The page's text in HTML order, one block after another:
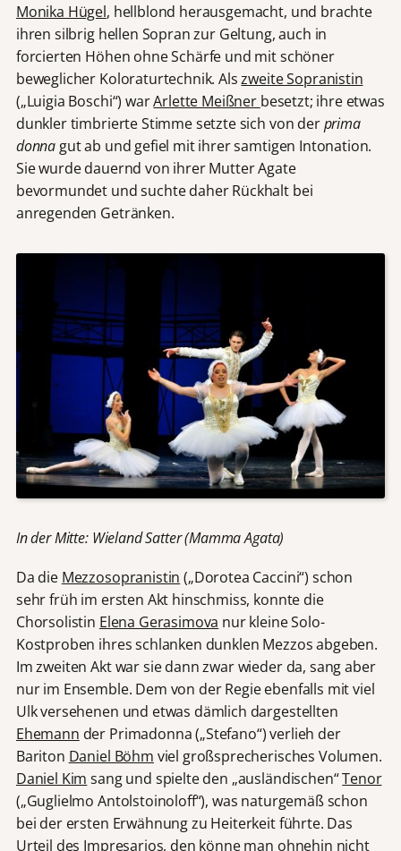
Monika Hügel, hellblond herausgemacht, und brachte
ihren silbrig hellen Sopran zur Geltung, auch in
forcierten Höhen ohne Schärfe und mit schöner
beweglicher Koloraturtechnik. Alszweite Sopranistin
(„Luigia Boschi“) warArlette Meißner besetzt; ihre etwas
dunkler timbrierte Stimme setzte sich von derprima
donna gut ab und gefiel mit ihrer samtigen Intonation.
Sie wurde dauernd von ihrer Mutter Agate
bevormundet und suchte daher Rückhalt bei
anregenden Getränken.
In der Mitte: Wieland Satter (Mamma Agata)
Da die Mezzosopranistin („Dorotea Caccini“) schon
sehr früh im ersten Akt hinschmiss, konnte die
Chorsolistin Elena Gerasimova nur kleine Solo-
Kostproben ihres schlanken dunklen Mezzos abgeben.
Im zweiten Akt war sie dann zwar wieder da, sang aber
nur im Ensemble. Dem von der Regie ebenfalls mit viel
Ulk versehenen und etwas dämlich dargestellten
Ehemann der Primadonna („Stefano“) verlieh der
Bariton Daniel Böhm viel großsprecherisches Volumen.
Daniel Kim sang und spielte den „ausländischen“Tenor
(„Guglielmo Antolstoinoloff“), was naturgemäß schon
bei der ersten Erwähnung zu Heiterkeit führte. Das
Urteil des Impresarios, den könne man ohnehin nicht